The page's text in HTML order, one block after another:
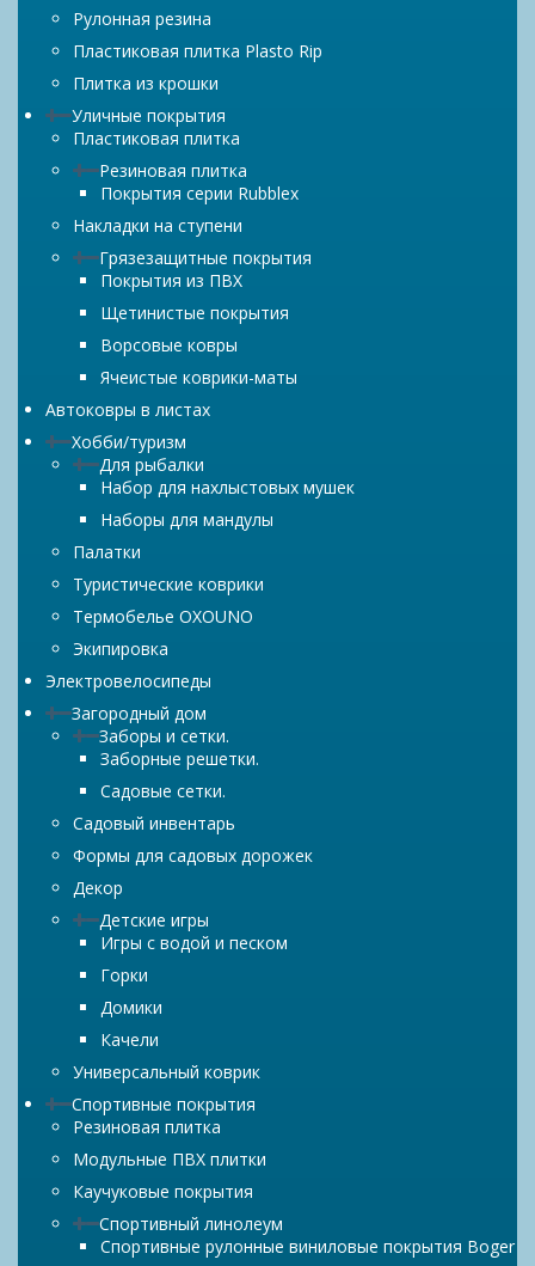
Рулонная резина
Пластиковая плитка Plasto Rip
Плитка из крошки
Уличные покрытия
Пластиковая плитка
Резиновая плитка
Покрытия серии Rubblex
Накладки на ступени
Грязезащитные покрытия
Покрытия из ПВХ
Щетинистые покрытия
Ворсовые ковры
Ячеистые коврики-маты
Автоковры в листах
Хобби/туризм
Для рыбалки
Набор для нахлыстовых мушек
Наборы для мандулы
Палатки
Туристические коврики
Термобелье OXOUNO
Экипировка
Электровелосипеды
Загородный дом
Заборы и сетки.
Заборные решетки.
Садовые сетки.
Садовый инвентарь
Формы для садовых дорожек
Декор
Детские игры
Игры с водой и песком
Горки
Домики
Качели
Универсальный коврик
Спортивные покрытия
Резиновая плитка
Модульные ПВХ плитки
Каучуковые покрытия
Спортивный линолеум
Спортивные рулонные виниловые покрытия Boger